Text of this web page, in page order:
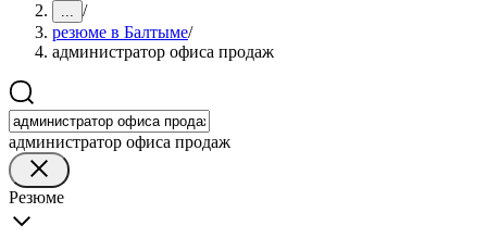
... /
резюме в Балтыме/
администратор офиса продаж
администратор офиса продаж
Резюме